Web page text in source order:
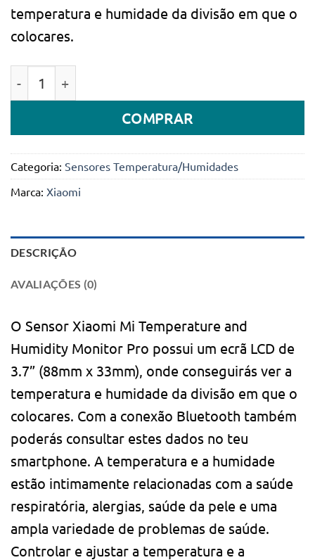
temperatura e humidade da divisão em que o
colocares.
COMPRAR
Categoria: Sensores Temperatura/Humidades
Marca: Xiaomi
DESCRIÇÃO
AVALIAÇÕES (0)
O Sensor Xiaomi Mi Temperature and
Humidity Monitor Pro possui um ecrã LCD de
3.7” (88mm x 33mm), onde conseguirás ver a
temperatura e humidade da divisão em que o
colocares. Com a conexão Bluetooth também
poderás consultar estes dados no teu
smartphone. A temperatura e a humidade
estão intimamente relacionadas com a saúde
respiratória, alergias, saúde da pele e uma
ampla variedade de problemas de saúde.
Controlar e ajustar a temperatura e a